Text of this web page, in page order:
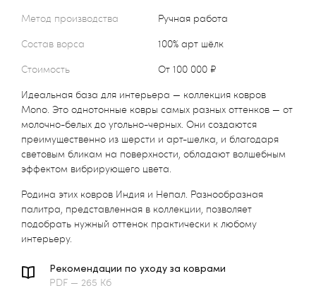
Метод производства
Ручная работа
Состав ворса
100% арт шёлк
Стоимость
от 100 000 ₽
Идеальная база для интерьера — коллекция ковров
Mono. Это однотонные ковры самых разных оттенков — от
молочно-белых до угольно-черных. Они создаются
преимущественно из шерсти и арт-шелка, и благодаря
световым бликам на поверхности, обладают волшебным
эффектом вибрирующего цвета.
Родина этих ковров Индия и Непал. Разнообразная
палитра, представленная в коллекции, позволяет
подобрать нужный оттенок практически к любому
интерьеру.
Рекомендации по уходу за коврами
PDF — 265 Кб